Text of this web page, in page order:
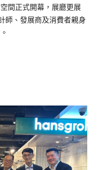
間正式開幕，展廳更展
師、發展商及消費者親身